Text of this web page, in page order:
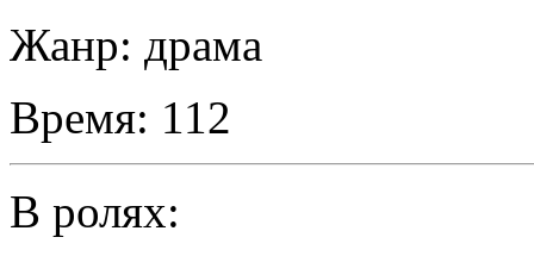
Жанр: драма
Время: 112
В ролях: